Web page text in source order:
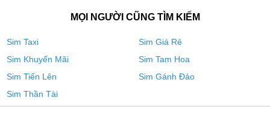
MỌI NGƯỜI CŨNG TÌM KIẾM
Sim Taxi
Sim Giá Rẻ
Sim Khuyến Mãi
Sim Tam Hoa
Sim Tiến Lên
Sim Gánh Đảo
Sim Thần Tài